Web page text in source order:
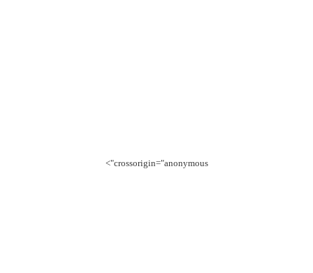
crossorigin="anonymous">